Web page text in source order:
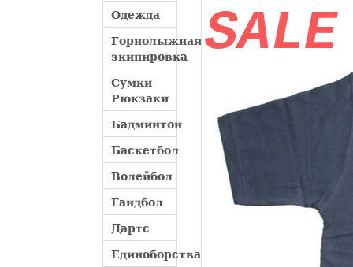
Одежда
Горнолыжная
экипировка
Сумки
Рюкзаки
Бадминтон
Баскетбол
Волейбол
Гандбол
Дартс
Единоборства
SALE